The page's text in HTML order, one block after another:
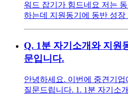
워드 잡기가 힘드네요 저는
하는데 지원동기에 동반 성
Q. 1분 자기소개와 지원
문입니다.
안녕하세요. 이번에 중견기
질문드립니다. 1. 1분 자기소